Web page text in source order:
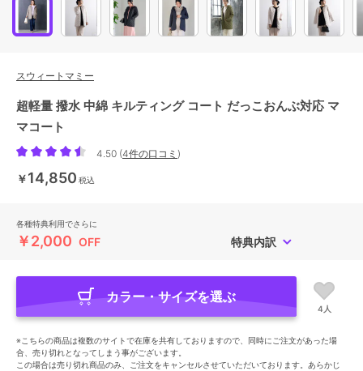
スウィートマミー
超軽量 撥水 中綿 キルティング コート だっこおんぶ対応 マ
マコート
4.50 (4件の口コミ )
￥14,850 税込
各種特典利用でさらに
￥2,000 OFF 特典内訳
カラー・サイズを選ぶ
4人
※こちらの商品は複数のサイトで在庫を共有しておりますので、同時にご注文があった場
合、売り切れとなってしまう事がございます。
この場合は売り切れ商品のみ、ご注文をキャンセルさせていただいております。あらかじ